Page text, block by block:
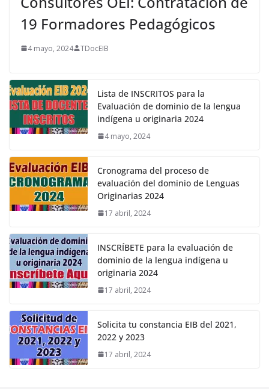
19 Formadores Pedagógicos
4 mayo, 2024 TDocEIB
Lista de INSCRITOS para la
Evaluación de dominio de la lengua
indígena u originaria 2024
4 mayo, 2024
Cronograma del proceso de
evaluación del dominio de Lenguas
Originarias 2024
17 abril, 2024
INSCRÍBETE para la evaluación de
dominio de la lengua indígena u
originaria 2024
17 abril, 2024
Solicita tu constancia EIB del 2021,
2022 y 2023
17 abril, 2024